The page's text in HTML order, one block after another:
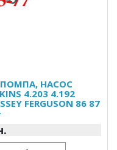
ПОМПА, НАСОС
4.203 4.192
FERGUSON 86 87